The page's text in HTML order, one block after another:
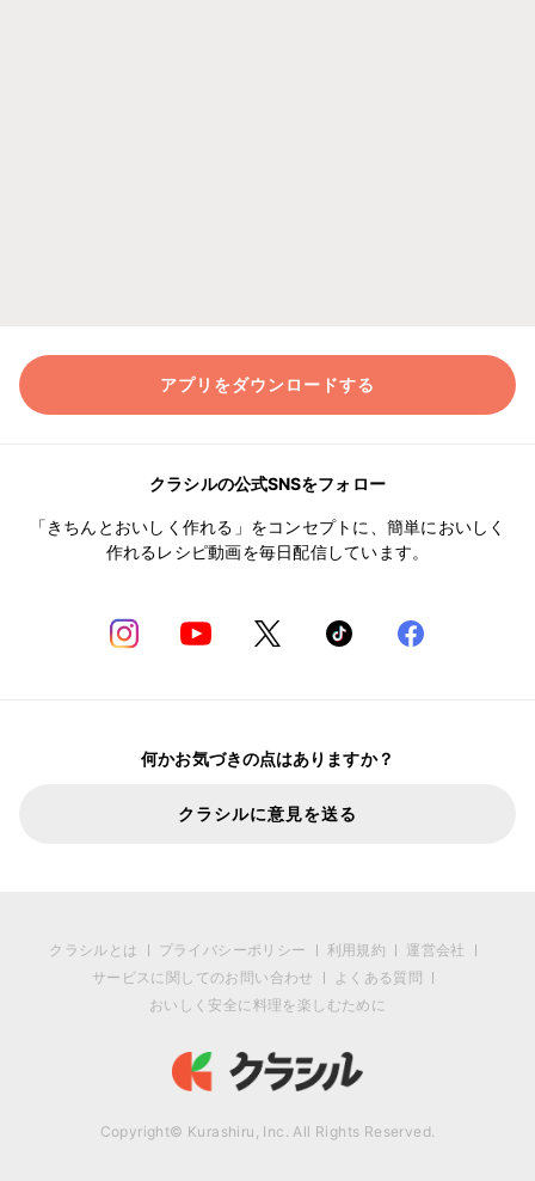
アプリをダウンロードする
クラシルの公式SNSをフォロー
「きちんとおいしく作れる」をコンセプトに、簡単においしく
作れるレシピ動画を毎日配信しています。
何かお気づきの点はありますか？
クラシルに意見を送る
クラシルとは プライバシーポリシー 利用規約
運営会社
サービスに関してのお問い合わせ
よくある質問
おいしく安全に料理を楽しむために
Copyright© Kurashiru, Inc. All Rights Reserved.